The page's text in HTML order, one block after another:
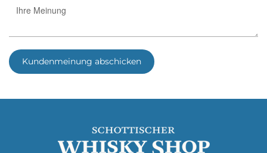
Kundenmeinung abschicken